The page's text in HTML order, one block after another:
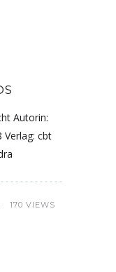
Autorin:
Verlag: cbt
170 VIEWS